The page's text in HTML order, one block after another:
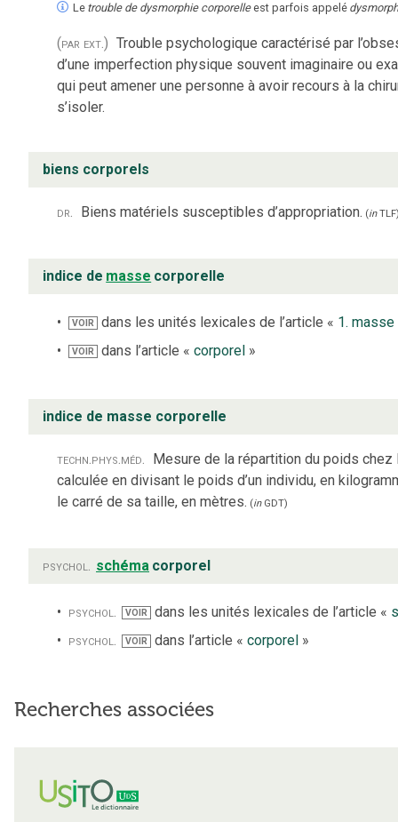
Le trouble de dysmorphie corporelleest parfois appelé
(par ext.) Trouble psychologique caractérisé par
d’une imperfection physique souvent imaginaire ou
qui peut amener une personne à avoir recours à la
s’isoler.
biens corporels
dr. Biens matériels susceptibles d’appropriation. (inTLF
indice de masse corporelle
VOIR dans les unités lexicales de l’article « 1. masse
VOIR dans l’article «corporel »
indice de masse corporelle
techn.phys.méd. Mesure de la répartition du poids chez
calculée en divisant le poids d’un individu, en
le carré de sa taille, en mètres. (inGDT)
psychol. schéma corporel
psychol. VOIR dans les unités lexicales de l’article «
psychol.
VOIR dans l’article « corporel»
Recherches associées